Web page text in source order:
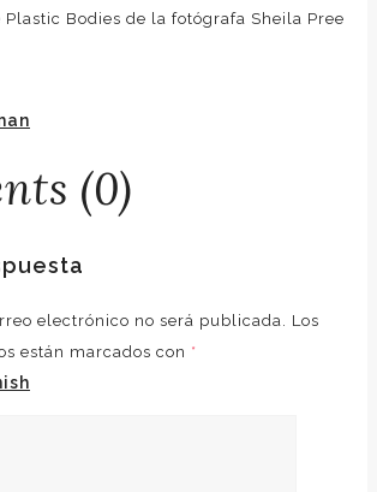
Bodies de la fotógrafa Sheila Pree
(0)
electrónico no será publicada.
Los
están marcados con *